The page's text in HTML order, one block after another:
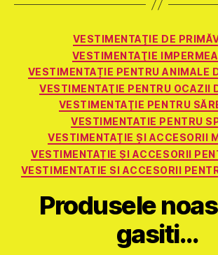
Categorii
VESTIMENTAŢIE DE
VESTIMENTAŢIE
VESTIMENTAȚIE PENTRU ANIMALE
VESTIMENTAŢIE PENTRU OCAZII
VESTIMENTAŢIE PENTRU
VESTIMENTATIE PENTRU
VESTIMENTAŢIE ŞI ACCESORII
VESTIMENTAȚIE ȘI ACCESORII
VESTIMENTATIE SI ACCESORII
Produsele
gasiti…